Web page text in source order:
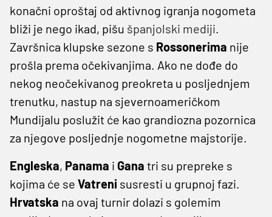
konačni oproštaj od aktivnog igranja nogometa
bliži je nego ikad, pišu španjolski mediji.
Završnica klupske sezone s Rossonerima nije
prošla prema očekivanjima. Ako ne dođe do
nekog neočekivanog preokreta u posljednjem
trenutku, nastup na sjevernoameričkom
Mundijalu poslužit će kao grandiozna pozornica
za njegove posljednje nogometne majstorije.
Engleska, Panama i Gana tri su prepreke s
kojima će se Vatreni susresti u grupnoj fazi.
Hrvatska na ovaj turnir dolazi s golemim